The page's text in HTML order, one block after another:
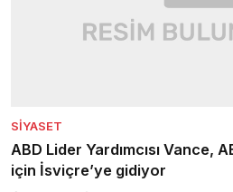
SIYASET
ABD Lider Yardımcısı Vance,
için İsviçre’ye gidiyor